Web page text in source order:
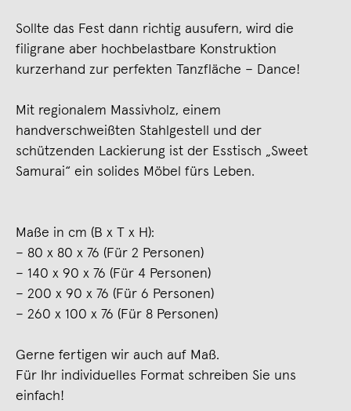
Sollte das Fest dann richtig ausufern, wird die
filigrane aber hochbelastbare Konstruktion
kurzerhand zur perfekten Tanzfläche – Dance!
Mit regionalem Massivholz, einem
handverschweißten Stahlgestell und der
schützenden Lackierung ist der Esstisch „Sweet
Samurai“ ein solides Möbel fürs Leben.
Maße in cm (B x T x H):
– 80 x 80 x 76 (Für 2 Personen)
– 140 x 90 x 76 (Für 4 Personen)
– 200 x 90 x 76 (Für 6 Personen)
– 260 x 100 x 76 (Für 8 Personen)
Gerne fertigen wir auch auf Maß.
Für Ihr individuelles Format schreiben Sie uns
einfach!